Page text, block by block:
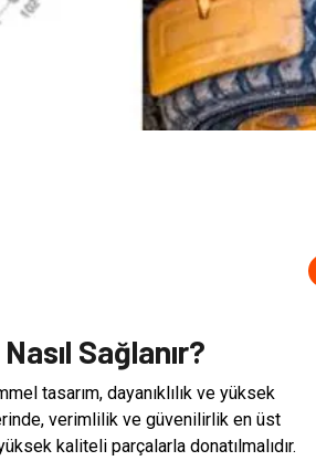
Sağlanır?
tasarım, dayanıklılık ve yüksek
verimlilik ve güvenilirlik en üst
kaliteli parçalarla donatılmalıdır.